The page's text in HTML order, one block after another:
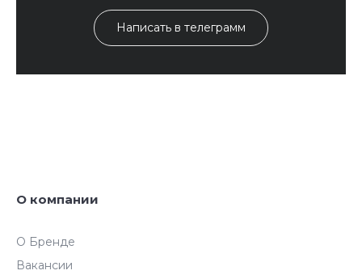
Написать в телеграмм
О компании
О Бренде
Вакансии